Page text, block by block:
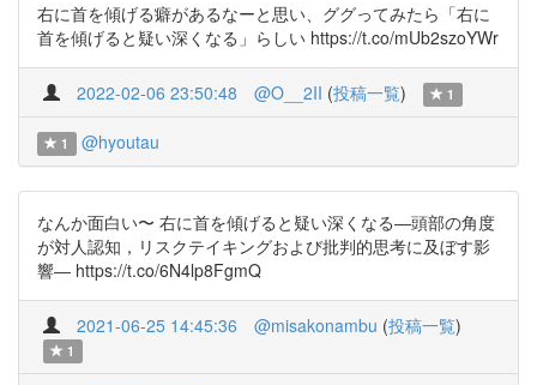
右に首を傾げる癖があるなーと思い、ググってみたら「右に
首を傾げると疑い深くなる」らしい https://t.co/mUb2szoYWr
2022-02-06 23:50:48 @O__2II (投稿一覧) 1
1 @hyoutau
なんか面白い〜 右に首を傾げると疑い深くなる―頭部の角度
が対人認知，リスクテイキングおよび批判的思考に及ぼす影
響― https://t.co/6N4lp8FgmQ
2021-06-25 14:45:36 @misakonambu (投稿一覧)
1